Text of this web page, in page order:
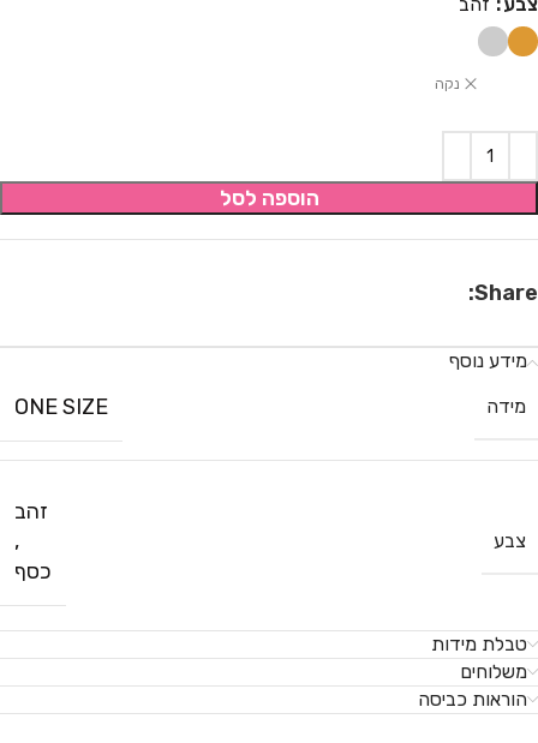
נקה
הוספה לסל
Share:
מידע נוסף
מידה
ONE SIZE
צבע
זהב
,
כסף
טבלת מידות
משלוחים
הוראות כביסה